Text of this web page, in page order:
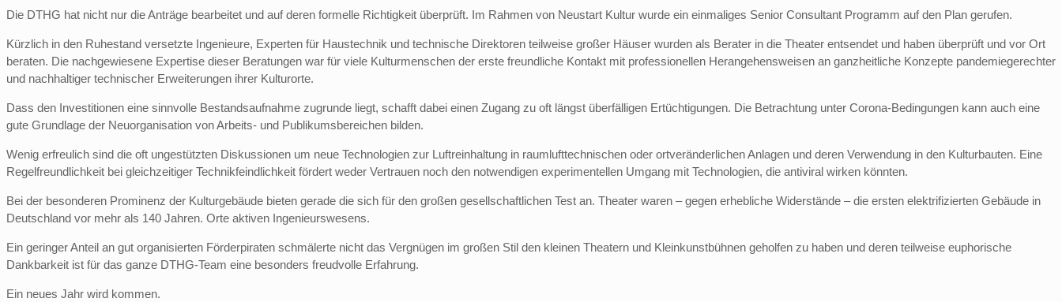
Die DTHG hat nicht nur die Anträge bearbeitet und auf deren formelle Richtigkeit überprüft. Im Rahmen von Neustart Kultur wurde ein einmaliges Senior Consultant Programm auf den Plan gerufen.
Kürzlich in den Ruhestand versetzte Ingenieure, Experten für Haustechnik und technische Direktoren teilweise großer Häuser wurden als Berater in die Theater entsendet und haben überprüft und vor Ort
beraten. Die nachgewiesene Expertise dieser Beratungen war für viele Kulturmenschen der erste freundliche Kontakt mit professionellen Herangehensweisen an ganzheitliche Konzepte pandemiegerechter
und nachhaltiger technischer Erweiterungen ihrer Kulturorte.
Dass den Investitionen eine sinnvolle Bestandsaufnahme zugrunde liegt, schafft dabei einen Zugang zu oft längst überfälligen Ertüchtigungen. Die Betrachtung unter Corona-Bedingungen kann auch eine
gute Grundlage der Neuorganisation von Arbeits- und Publikumsbereichen bilden.
Wenig erfreulich sind die oft ungestützten Diskussionen um neue Technologien zur Luftreinhaltung in raumlufttechnischen oder ortveränderlichen Anlagen und deren Verwendung in den Kulturbauten. Eine
Regelfreundlichkeit bei gleichzeitiger Technikfeindlichkeit fördert weder Vertrauen noch den notwendigen experimentellen Umgang mit Technologien, die antiviral wirken könnten.
Bei der besonderen Prominenz der Kulturgebäude bieten gerade die sich für den großen gesellschaftlichen Test an. Theater waren – gegen erhebliche Widerstände – die ersten elektrifizierten Gebäude in
Deutschland vor mehr als 140 Jahren. Orte aktiven Ingenieurswesens.
Ein geringer Anteil an gut organisierten Förderpiraten schmälerte nicht das Vergnügen im großen Stil den kleinen Theatern und Kleinkunstbühnen geholfen zu haben und deren teilweise euphorische
Dankbarkeit ist für das ganze DTHG-Team eine besonders freudvolle Erfahrung.
Ein neues Jahr wird kommen.